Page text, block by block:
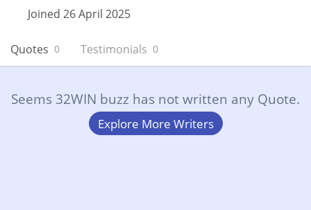
Joined 26 April 2025
Quotes 0 Testimonials 0
Seems 32WIN buzz has not written any Quote.
Explore More Writers